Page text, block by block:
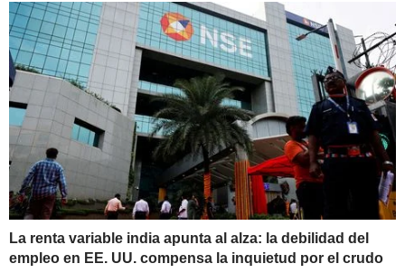
La renta variable india apunta al alza: la debilidad del
empleo en EE. UU. compensa la inquietud por el crudo